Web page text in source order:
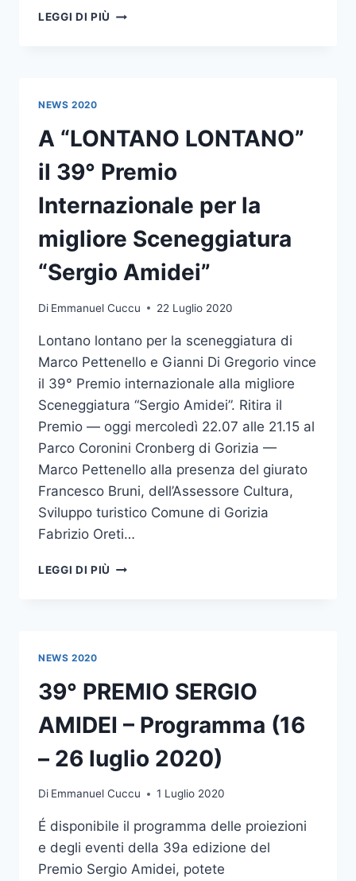
LEGGI DI PIÙ PREMIAZIONE
ANNULLATE
NEWS 2020
A “LONTANO LONTANO”
il 39° Premio
Internazionale per la
migliore Sceneggiatura
“Sergio Amidei”
Di Emmanuel Cuccu 22 Luglio 2020
Lontano lontano per la sceneggiatura di
Marco Pettenello e Gianni Di Gregorio vince
il 39° Premio internazionale alla migliore
Sceneggiatura “Sergio Amidei”. Ritira il
Premio — oggi mercoledì 22.07 alle 21.15 al
Parco Coronini Cronberg di Gorizia —
Marco Pettenello alla presenza del giurato
Francesco Bruni, dell’Assessore Cultura,
Sviluppo turistico Comune di Gorizia
Fabrizio Oreti…
LEGGI DI PIÙ
PER
LA
MIGLIORE
SCENEGGIATURA
“SERGIO
AMIDEI”
NEWS 2020
39° PREMIO SERGIO
AMIDEI – Programma (16
– 26 luglio 2020)
Di Emmanuel Cuccu 1 Luglio 2020
É disponibile il programma delle proiezioni
e degli eventi della 39a edizione del
Premio Sergio Amidei, potete